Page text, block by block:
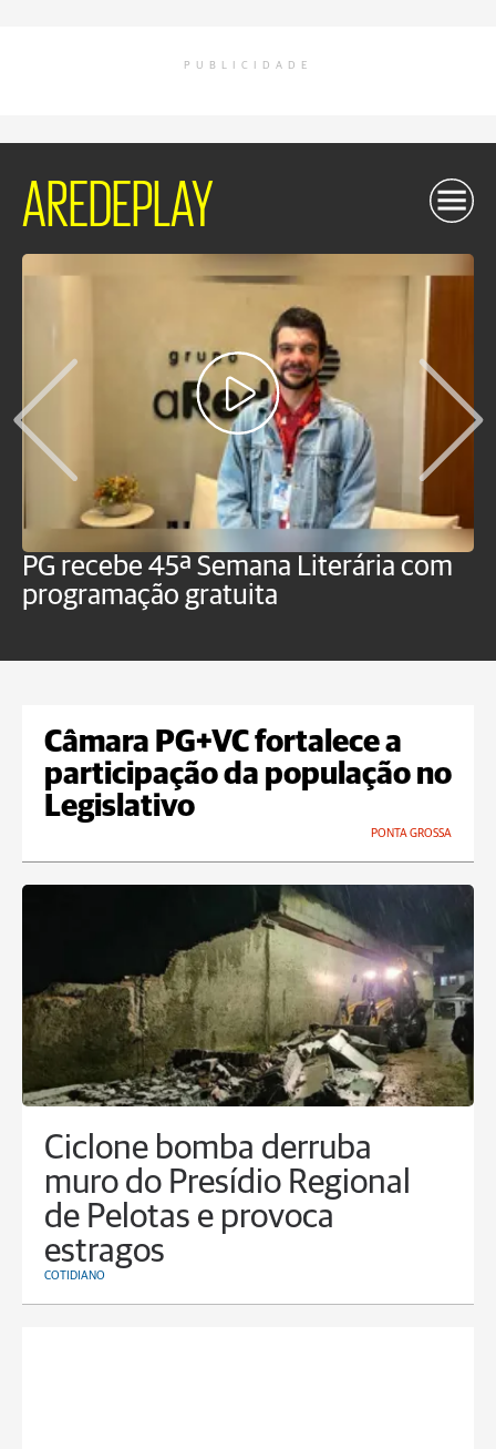
PUBLICIDADE
AREDEPLAY
PG recebe 45ª Semana Literária com
programação gratuita
Câmara PG+VC fortalece a
participação da população no
Legislativo
PONTA GROSSA
Ciclone bomba derruba
muro do Presídio Regional
de Pelotas e provoca
estragos
COTIDIANO